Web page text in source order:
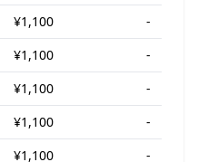
¥1,100
-
¥1,100
-
¥1,100
-
¥1,100
-
¥1,100 -